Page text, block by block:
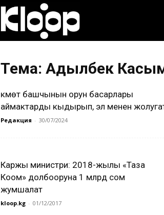
кыргызча
|
жаңылыктары
Тема: Адылбек
Өкмөт башчынын орун басарлары
аймактарды кыдырып, эл менен
Редакция - 30/07/2024
Каржы министри: 2018-жылы «Таза
Коом» долбооруна 1 млрд сом
жумшалат
kloop.kg - 01/12/2017